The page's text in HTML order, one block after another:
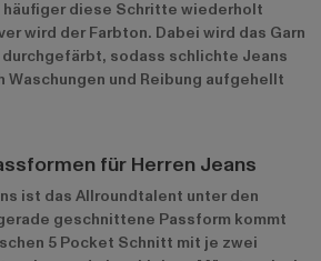
diese Schritte wiederholt
wird der Farbton. Dabei wird das Garn
sodass schlichte Jeans
Waschungen und Reibung aufgehellt
für Herren Jeans
ist das Allroundtalent unter den
geschnittene Passform kommt
5 Pocket Schnitt mit je zwei